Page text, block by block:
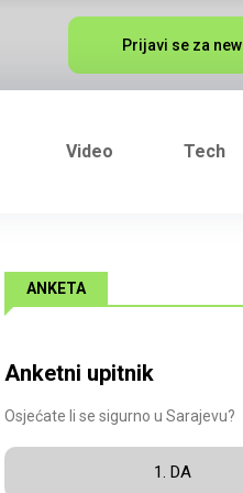
Prijavi se za
Video Tech
ANKETA
Anketni upitnik
Osjećate li se sigurno u Sarajevu?
1. DA